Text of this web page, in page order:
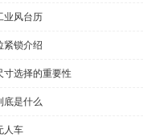
业风台历
紧锁介绍
寸选择的重要性
底是什么
人车